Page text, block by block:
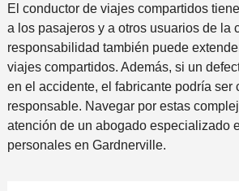
El conductor de viajes compartidos
a los pasajeros y a otros usuarios de la
responsabilidad también puede
viajes compartidos. Además, si un
en el accidente, el fabricante podría ser
responsable. Navegar por estas
atención de un abogado especializado
personales en Gardnerville.